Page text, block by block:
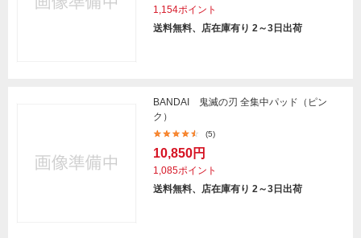
1,154ポイント
送料無料、店在庫有り 2～3日出荷
BANDAI 鬼滅の刃 全集中パッド（ピン
ク）
(5)
10,850円
1,085ポイント
送料無料、店在庫有り 2～3日出荷